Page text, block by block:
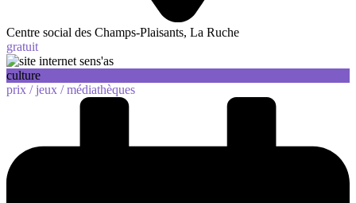
Centre social des Champs-Plaisants, La Ruche
gratuit
culture
prix /jeux /médiathèques